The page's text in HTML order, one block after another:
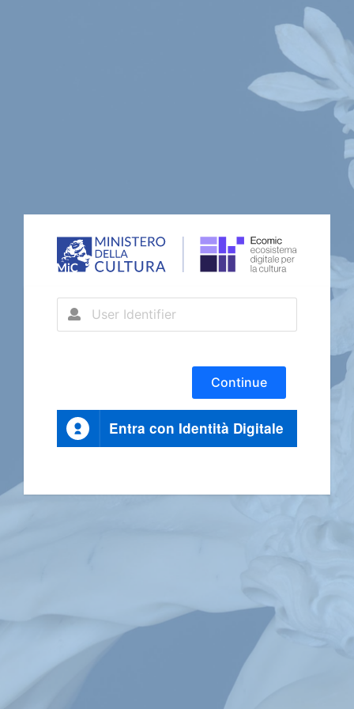
Continue
Entra con Identità Digitale